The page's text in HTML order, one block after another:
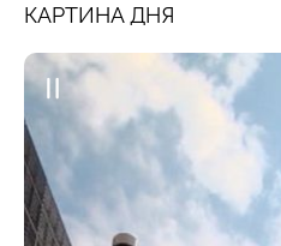
КАРТИНА ДНЯ